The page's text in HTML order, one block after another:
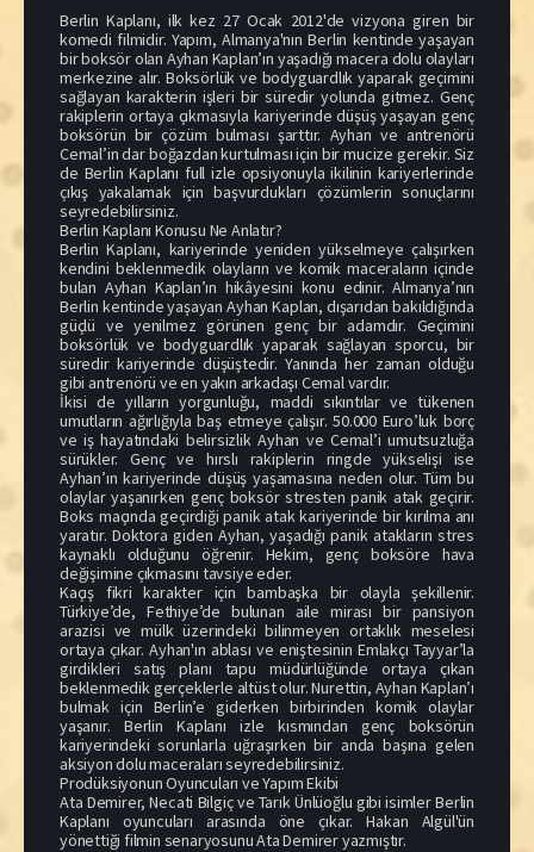
Berlin Kaplanı, ilk kez 27 Ocak 2012'de vizyona giren bir
komedi filmidir. Yapım, Almanya'nın Berlin kentinde yaşayan
bir boksör olan Ayhan Kaplan’ın yaşadığı macera dolu olayları
merkezine alır. Boksörlük ve bodyguardlık yaparak geçimini
sağlayan karakterin işleri bir süredir yolunda gitmez. Genç
rakiplerin ortaya çıkmasıyla kariyerinde düşüş yaşayan genç
boksörün bir çözüm bulması şarttır. Ayhan ve antrenörü
Cemal’in dar boğazdan kurtulması için bir mucize gerekir. Siz
de Berlin Kaplanı full izle opsiyonuyla ikilinin kariyerlerinde
çıkış yakalamak için başvurdukları çözümlerin sonuçlarını
seyredebilirsiniz.
Berlin Kaplanı Konusu Ne Anlatır?
Berlin Kaplanı, kariyerinde yeniden yükselmeye çalışırken
kendini beklenmedik olayların ve komik maceraların içinde
bulan Ayhan Kaplan’ın hikâyesini konu edinir. Almanya’nın
Berlin kentinde yaşayan Ayhan Kaplan, dışarıdan bakıldığında
güçlü ve yenilmez görünen genç bir adamdır. Geçimini
boksörlük ve bodyguardlık yaparak sağlayan sporcu, bir
süredir kariyerinde düşüştedir. Yanında her zaman olduğu
gibi antrenörü ve en yakın arkadaşı Cemal vardır.
İkisi de yılların yorgunluğu, maddi sıkıntılar ve tükenen
umutların ağırlığıyla baş etmeye çalışır. 50.000 Euro’luk borç
ve iş hayatındaki belirsizlik Ayhan ve Cemal’i umutsuzluğa
sürükler. Genç ve hırslı rakiplerin ringde yükselişi ise
Ayhan’ın kariyerinde düşüş yaşamasına neden olur. Tüm bu
olaylar yaşanırken genç boksör stresten panik atak geçirir.
Boks maçında geçirdiği panik atak kariyerinde bir kırılma anı
yaratır. Doktora giden Ayhan, yaşadığı panik atakların stres
kaynaklı olduğunu öğrenir. Hekim, genç boksöre hava
değişimine çıkmasını tavsiye eder.
Kaçış fikri karakter için bambaşka bir olayla şekillenir.
Türkiye’de, Fethiye’de bulunan aile mirası bir pansiyon
arazisi ve mülk üzerindeki bilinmeyen ortaklık meselesi
ortaya çıkar. Ayhan'ın ablası ve eniştesinin Emlakçı Tayyar’la
girdikleri satış planı tapu müdürlüğünde ortaya çıkan
beklenmedik gerçeklerle altüst olur. Nurettin, Ayhan Kaplan’ı
bulmak için Berlin’e giderken birbirinden komik olaylar
yaşanır. Berlin Kaplanı izle kısmından genç boksörün
kariyerindeki sorunlarla uğraşırken bir anda başına gelen
aksiyon dolu maceraları seyredebilirsiniz.
Prodüksiyonun Oyuncuları ve Yapım Ekibi
Ata Demirer, Necati Bilgiç ve Tarık Ünlüoğlu gibi isimler Berlin
Kaplanı oyuncuları arasında öne çıkar. Hakan Algül'ün
yönettiği filmin senaryosunu Ata Demirer yazmıştır.